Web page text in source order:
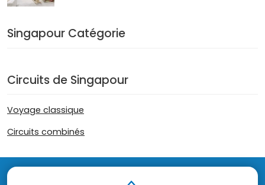
Singapour Catégorie
Circuits de Singapour
Voyage classique
Circuits combinés